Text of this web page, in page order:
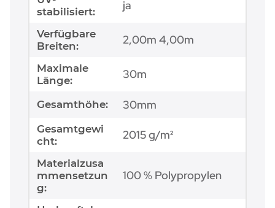
stabilisiert:
ja
Verfügbare
Breiten:
2,00m 4,00m
Maximale
Länge:
30m
Gesamthöhe: 30mm
Gesamtgewi
cht:
2015 g/m²
Materialzusa
mmensetzun
g:
100 % Polypropylen